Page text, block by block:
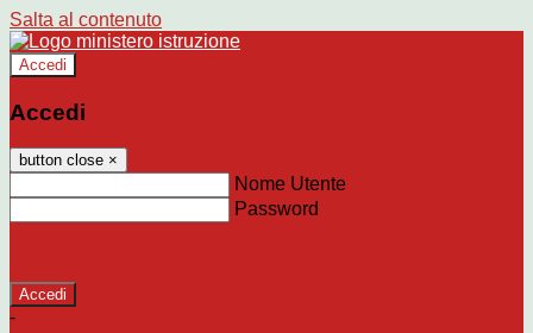
Salta al contenuto
Accedi
Accedi
button close ×
Nome Utente
Password
-